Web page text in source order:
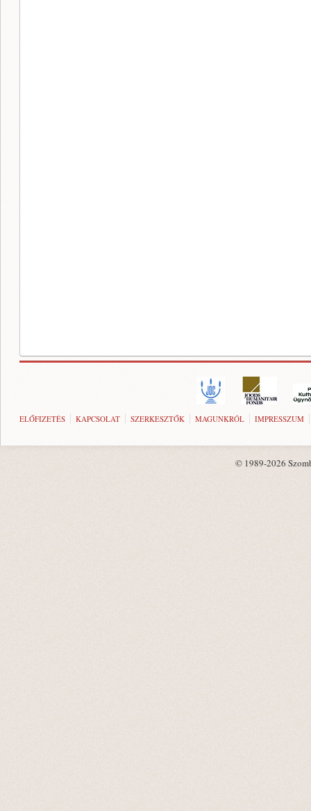
ELŐFIZETÉS KAPCSOLAT SZERKESZTŐK MAGUNKRÓL IMPRESSZUM
© 1989-2026